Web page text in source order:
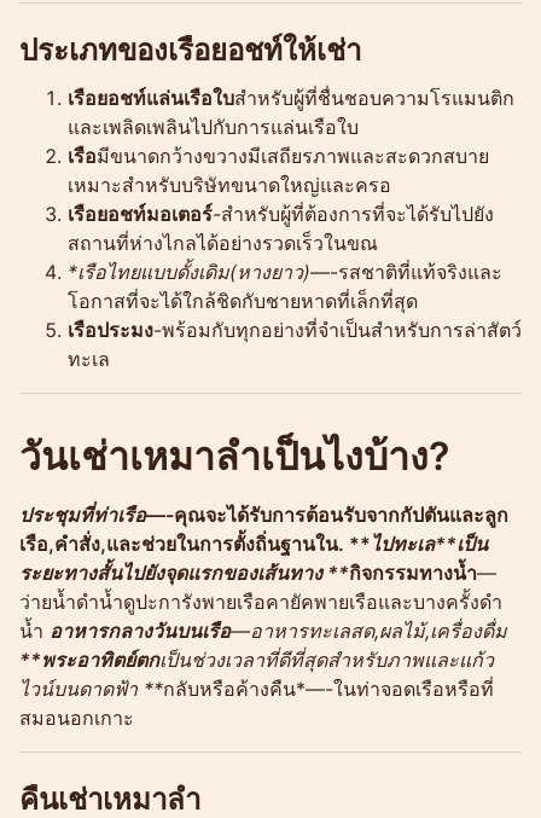
ประเภทของเรือยอชท์ให้เช่า
เรือยอชท์แล่นเรือใบสำหรับผู้ที่ชื่นชอบความโรแมนติก
และเพลิดเพลินไปกับการแล่นเรือใบ
เรือมีขนาดกว้างขวางมีเสถียรภาพและสะดวกสบาย
เหมาะสำหรับบริษัทขนาดใหญ่และครอ
เรือยอชท์มอเตอร์-สำหรับผู้ที่ต้องการที่จะได้รับไปยัง
สถานที่ห่างไกลได้อย่างรวดเร็วในขณ
*เรือไทยแบบดั้งเดิม(หางยาว)—-รสชาติที่แท้จริงและ
โอกาสที่จะได้ใกล้ชิดกับชายหาดที่เล็กที่สุด
เรือประมง-พร้อมกับทุกอย่างที่จำเป็นสำหรับการล่าสัตว์
ทะเล
วันเช่าเหมาลำเป็นไงบ้าง?
ประชุมที่ท่าเรือ—-คุณจะได้รับการต้อนรับจากกัปตันและลูก
เรือ,คำสั่ง,และช่วยในการตั้งถิ่นฐานใน. **ไปทะเล**เป็น
ระยะทางสั้นไปยังจุดแรกของเส้นทาง **กิจกรรมทางน้ำ—
ว่ายน้ำดำน้ำดูปะการังพายเรือคายัคพายเรือและบางครั้งดำ
น้ำ อาหารกลางวันบนเรือ—อาหารทะเลสด,ผลไม้,เครื่องดื่ม
**พระอาทิตย์ตกเป็นช่วงเวลาที่ดีที่สุดสำหรับภาพและแก้ว
ไวน์บนดาดฟ้า **กลับหรือค้างคืน*—-ในท่าจอดเรือหรือที่
สมอนอกเกาะ
คืนเช่าเหมาลำ